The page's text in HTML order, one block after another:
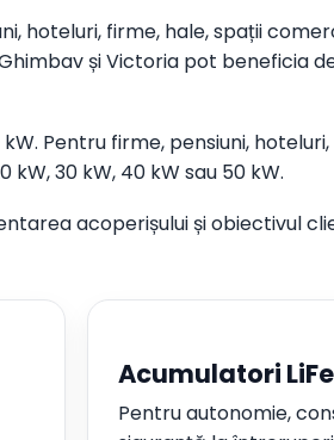
hoteluri, firme, hale, spații
și Victoria pot beneficia
kW. Pentru firme, pensiuni,
kW, 30 kW, 40 kW sau 50 kW.
acoperișului și obiectivul
Acumulatori
Pentru autonomie,